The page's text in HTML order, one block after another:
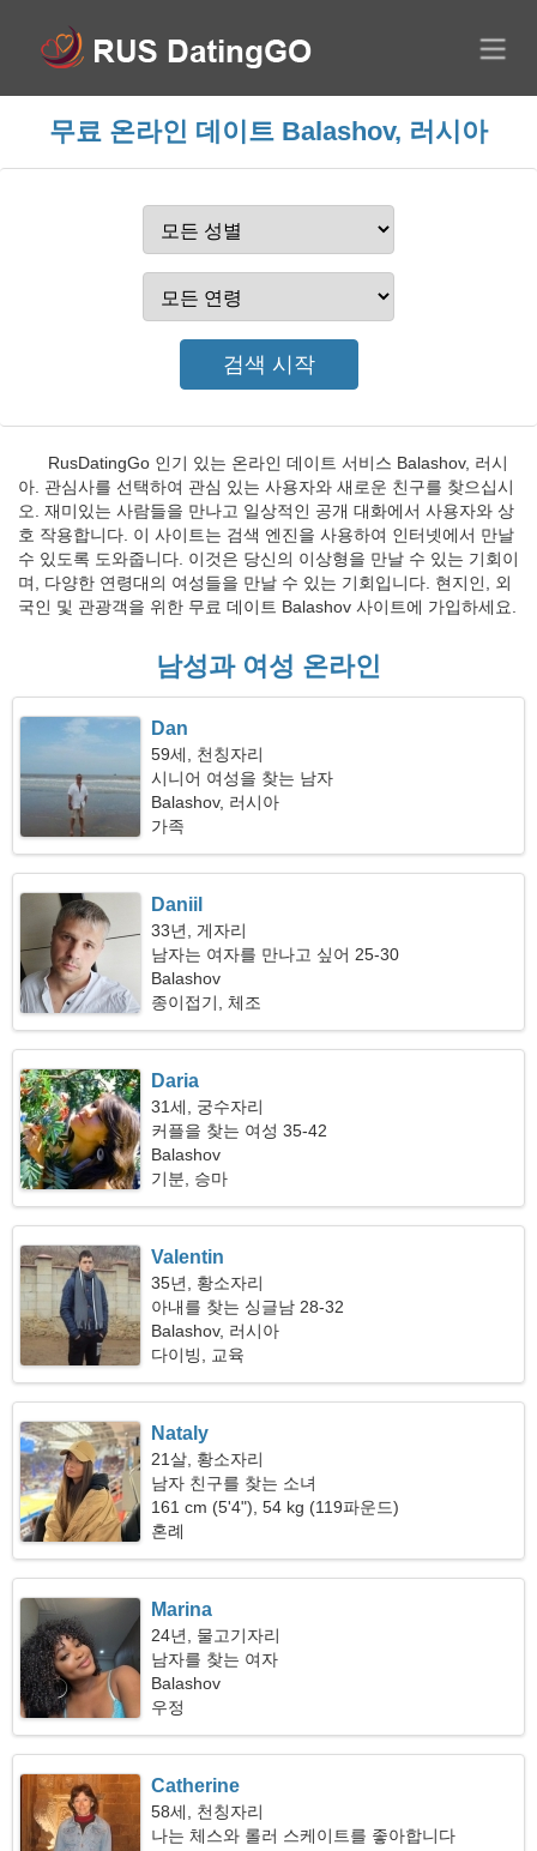
무료 온라인 데이트 Balashov, 러시아
RusDatingGo 인기 있는 온라인 데이트 서비스 Balashov, 러시
아. 관심사를 선택하여 관심 있는 사용자와 새로운 친구를 찾으십시
오. 재미있는 사람들을 만나고 일상적인 공개 대화에서 사용자와 상
호 작용합니다. 이 사이트는 검색 엔진을 사용하여 인터넷에서 만날
수 있도록 도와줍니다. 이것은 당신의 이상형을 만날 수 있는 기회이
며, 다양한 연령대의 여성들을 만날 수 있는 기회입니다. 현지인, 외
국인 및 관광객을 위한 무료 데이트 Balashov 사이트에 가입하세요.
남성과 여성 온라인
Dan
59세, 천칭자리
시니어 여성을 찾는 남자
Balashov, 러시아
가족
Daniil
33년, 게자리
남자는 여자를 만나고 싶어 25-30
Balashov
종이접기, 체조
Daria
31세, 궁수자리
커플을 찾는 여성 35-42
Balashov
기분, 승마
Valentin
35년, 황소자리
아내를 찾는 싱글남 28-32
Balashov, 러시아
다이빙, 교육
Nataly
21살, 황소자리
남자 친구를 찾는 소녀
161 cm (5'4"), 54 kg (119파운드)
혼례
Marina
24년, 물고기자리
남자를 찾는 여자
Balashov
우정
Catherine
58세, 천칭자리
나는 체스와 롤러 스케이트를 좋아합니다